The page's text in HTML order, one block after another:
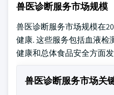
兽医诊断服务市场规模
兽医诊断服务市场规模在
健康. 这些服务包括血液检
健康和总体食品安全方面发
兽医诊断服务市场关